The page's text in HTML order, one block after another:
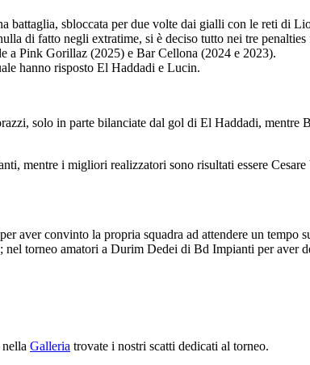
battaglia, sbloccata per due volte dai gialli con le reti di
di fatto negli extratime, si è deciso tutto nei tre
a Pink Gorillaz (2025) e Bar Cellona (2024 e 2023).
hanno risposto El Haddadi e Lucin.
solo in parte bilanciate dal gol di El Haddadi, mentre
mentre i migliori realizzatori sono risultati essere
aver convinto la propria squadra ad attendere un tempo
torneo amatori a Durim Dedei di Bd Impianti per aver
Galleria trovate i nostri scatti dedicati al torneo.